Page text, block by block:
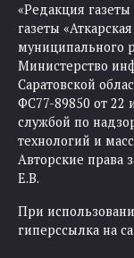
«Редакция
газеты
муниципального
Министерство
Саратовской
ФС77-89850 от 22
службой по
технологий и
Авторские права
Е.В.
При
гиперссылка на